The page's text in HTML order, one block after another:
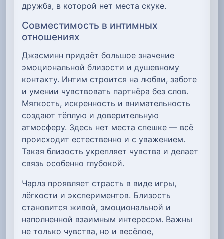
дружба, в которой нет места скуке.
Совместимость в интимных
отношениях
Джасминн придаёт большое значение
эмоциональной близости и душевному
контакту. Интим строится на любви, заботе
и умении чувствовать партнёра без слов.
Мягкость, искренность и внимательность
создают тёплую и доверительную
атмосферу. Здесь нет места спешке — всё
происходит естественно и с уважением.
Такая близость укрепляет чувства и делает
связь особенно глубокой.
Чарлз проявляет страсть в виде игры,
лёгкости и экспериментов. Близость
становится живой, эмоциональной и
наполненной взаимным интересом. Важны
не только чувства, но и весёлое,